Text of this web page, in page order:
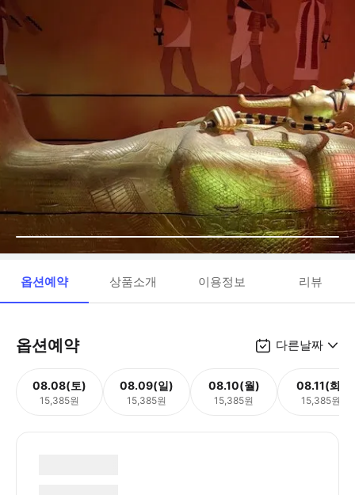
옵션예약 상품소개 이용정보 리뷰
옵션예약 다른날짜
08.08(토)
15,385원
08.09(일)
15,385원
08.10(월)
15,385원
08.11(화)
15,385원